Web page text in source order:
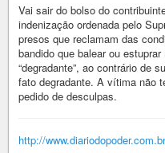
Vai sair do bolso do
indenização ordenada pelo
presos que reclamam das
bandido que balear ou
“degradante”, ao contrário de
fato degradante. A vítima não
pedido de desculpas.
http://